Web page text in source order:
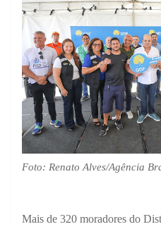
Foto: Renato Alves/Agência
Mais de 320 moradores do